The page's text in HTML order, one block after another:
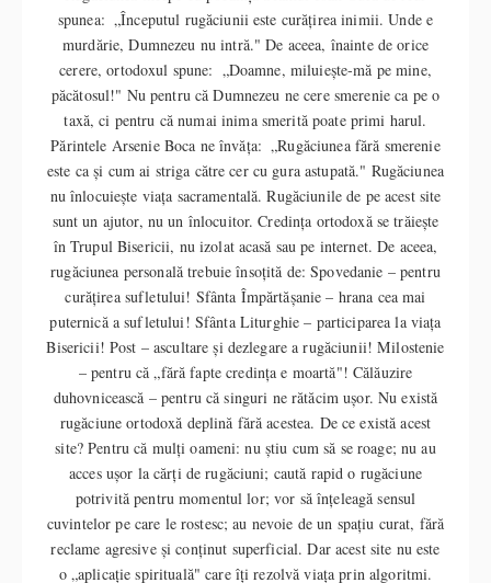
spunea: „Începutul rugăciunii este curățirea inimii. Unde e
murdărie, Dumnezeu nu intră." De aceea, înainte de orice
cerere, ortodoxul spune: „Doamne, miluiește-mă pe mine,
păcătosul!" Nu pentru că Dumnezeu ne cere smerenie ca pe o
taxă, ci pentru că numai inima smerită poate primi harul.
Părintele Arsenie Boca ne învăța: „Rugăciunea fără smerenie
este ca şi cum ai striga către cer cu gura astupată." Rugăciunea
nu înlocuiește viața sacramentală. Rugăciunile de pe acest site
sunt un ajutor, nu un înlocuitor. Credința ortodoxă se trăiește
în Trupul Bisericii, nu izolat acasă sau pe internet. De aceea,
rugăciunea personală trebuie însoțită de: Spovedanie – pentru
curățirea sufletului! Sfânta Împărtășanie – hrana cea mai
puternică a sufletului! Sfânta Liturghie – participarea la viața
Bisericii! Post – ascultare și dezlegare a rugăciunii! Milostenie
– pentru că „fără fapte credința e moartă"! Călăuzire
duhovnicească – pentru că singuri ne rătăcim ușor. Nu există
rugăciune ortodoxă deplină fără acestea. De ce există acest
site? Pentru că mulți oameni: nu știu cum să se roage; nu au
acces ușor la cărți de rugăciuni; caută rapid o rugăciune
potrivită pentru momentul lor; vor să înțeleagă sensul
cuvintelor pe care le rostesc; au nevoie de un spațiu curat, fără
reclame agresive și conținut superficial. Dar acest site nu este
o „aplicație spirituală" care îți rezolvă viața prin algoritmi.